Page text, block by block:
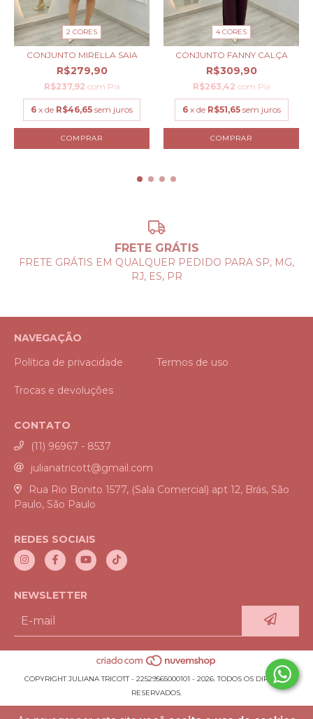
2 CORES
CONJUNTO MIRELLA SAIA
R$279,90
R$237,92 com Pix
6 x de R$46,65 sem juros
COMPRAR
4 CORES
CONJUNTO FANNY CALÇA
R$309,90
R$263,42 com Pix
6 x de R$51,65 sem juros
COMPRAR
FRETE GRÁTIS
FRETE GRÁTIS EM QUALQUER PEDIDO PARA SP, MG,
RJ, ES, PR
NAVEGAÇÃO
Política de privacidade
Termos de uso
Trocas e devoluções
CONTATO
(11) 96967 - 8537
julianatricott@gmail.com
Rua Rio Bonito 1577, (Sala Comercial) apt 12, Brás, São
Paulo, São Paulo
REDES SOCIAIS
NEWSLETTER
COPYRIGHT JULIANA TRICOTT - 22529565000101 - 2026. TODOS OS DIREITOS
RESERVADOS.